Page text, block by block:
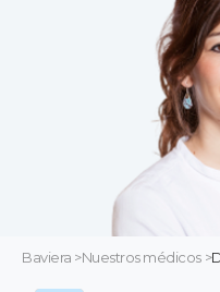
Baviera >Nuestros médicos >